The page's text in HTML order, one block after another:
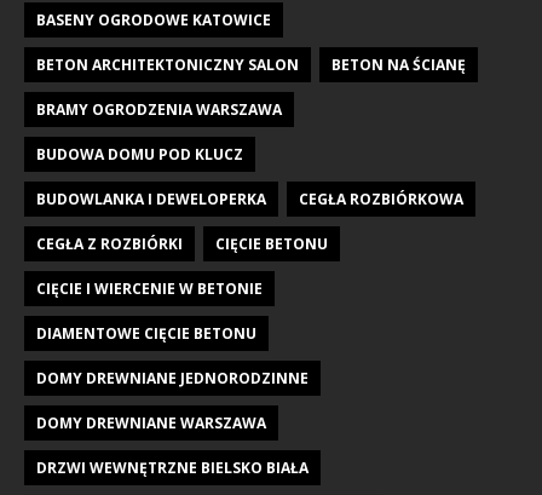
BASENY OGRODOWE KATOWICE
BETON ARCHITEKTONICZNY SALON BETON NA ŚCIANĘ
BRAMY OGRODZENIA WARSZAWA
BUDOWA DOMU POD KLUCZ
BUDOWLANKA I DEWELOPERKA CEGŁA ROZBIÓRKOWA
CEGŁA Z ROZBIÓRKI CIĘCIE BETONU
CIĘCIE I WIERCENIE W BETONIE
DIAMENTOWE CIĘCIE BETONU
DOMY DREWNIANE JEDNORODZINNE
DOMY DREWNIANE WARSZAWA
DRZWI WEWNĘTRZNE BIELSKO BIAŁA